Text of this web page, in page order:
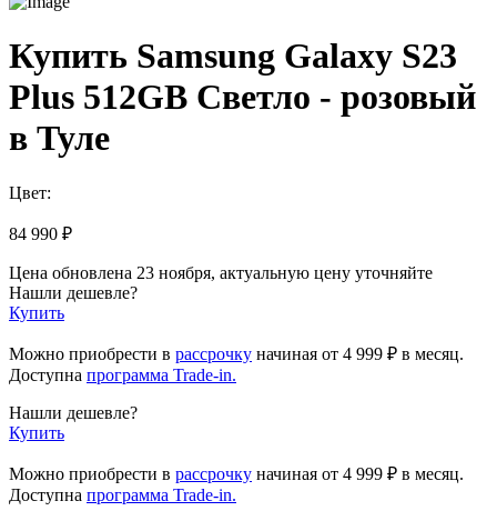
Купить Samsung Galaxy S23
Plus 512GB Светло - розовый
в Туле
Цвет:
84 990 ₽
Цена обновлена 23 ноября, актуальную цену уточняйте
Нашли дешевле?
Купить
Можно приобрести в рассрочку начиная от 4 999 ₽ в месяц.
Доступна программа Trade-in.
Нашли дешевле?
Купить
Можно приобрести в рассрочку начиная от 4 999 ₽ в месяц.
Доступна программа Trade-in.